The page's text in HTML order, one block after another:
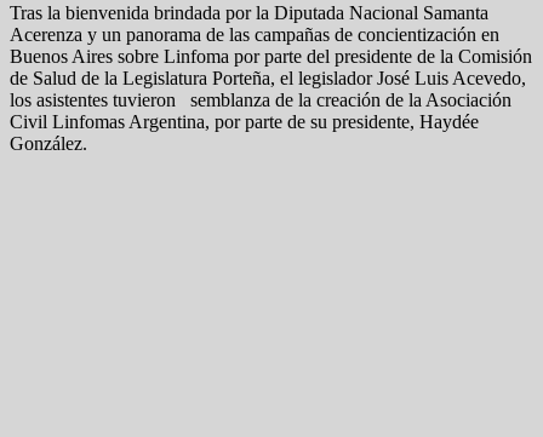
Tras la bienvenida brindada por la Diputada Nacional Samanta
Acerenza y un panorama de las campañas de concientización en
Buenos Aires sobre Linfoma por parte del presidente de la Comisión
de Salud de la Legislatura Porteña, el legislador José Luis Acevedo,
los asistentes tuvieron semblanza de la creación de la Asociación
Civil Linfomas Argentina, por parte de su presidente, Haydée
González.